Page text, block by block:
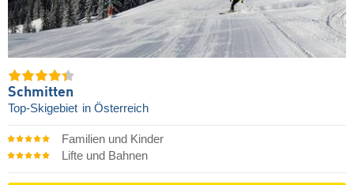
Schmitten
Top-Skigebiet in Österreich
Familien und Kinder
Lifte und Bahnen